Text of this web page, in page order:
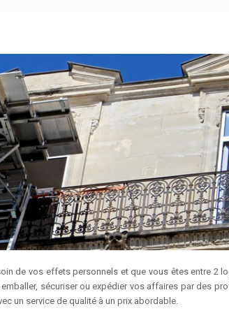
de vos effets personnels et que vous êtes entre 2
sécuriser ou expédier vos affaires par des
un service de qualité à un prix abordable.